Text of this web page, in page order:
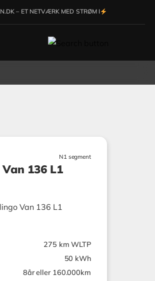
– ET NETVÆRK MED STRØM I
N1 segment
136 L1
275 km WLTP
50 kWh
8år eller 160.000km